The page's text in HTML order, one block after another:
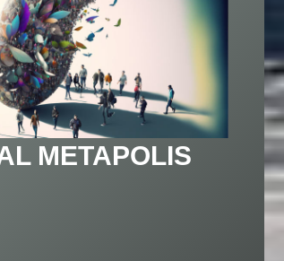
METAPOLIS